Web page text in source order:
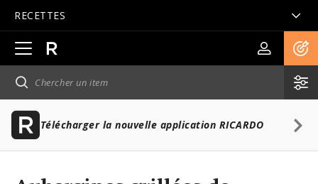
RECETTES
Ouvrir
la
navigation
principale
Télécharger la nouvelle application RICARDO